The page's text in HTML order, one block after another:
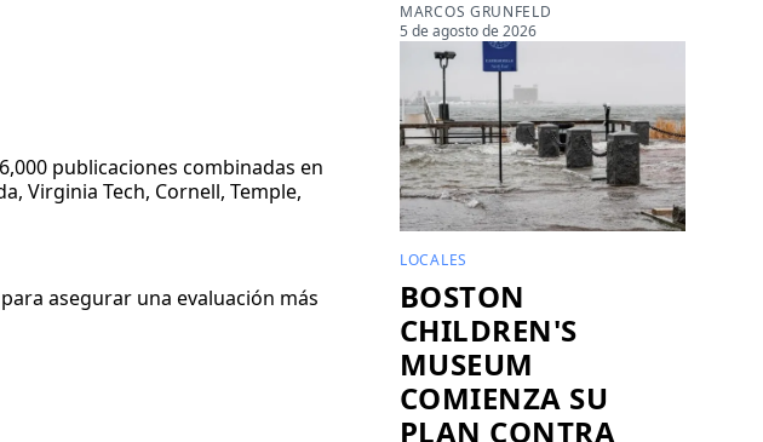
publicaciones combinadas en
Virginia Tech, Cornell, Temple,
asegurar una evaluación más
MARCOS GRUNFELD
5 de agosto de 2026
LOCALES
BOSTON
CHILDREN'S
MUSEUM
COMIENZA SU
PLAN CONTRA